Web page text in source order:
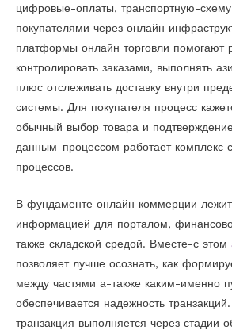
цифровые-оплаты, транспортную-
покупателями через онлайн
платформы онлайн торговли помогают
контролировать заказами, выполнять
плюс отслеживать доставку внутри
системы. Для покупателя процесс
обычный выбор товара и
данным-процессом работает комплекс
процессов.
В фундаменте онлайн коммерции
информацией для порталом,
также складской средой. Вместе-с этом
позволяет лучше осознать, как
между частями а-также каким-именно
обеспечивается надежность
транзакция выполняется через стадии